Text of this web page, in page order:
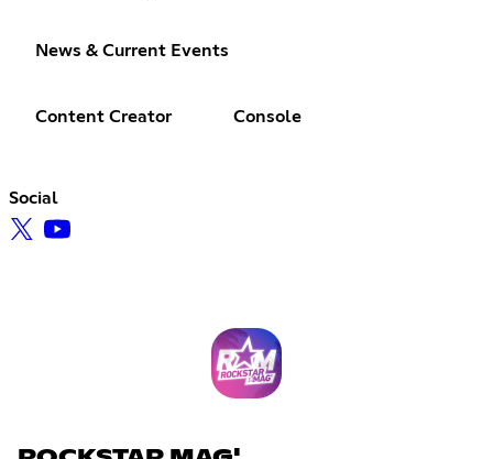
News & Current Events
Content Creator Console
Social